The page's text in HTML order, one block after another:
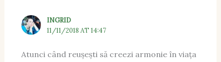
INGRID
11/11/2018 AT 14:47
Atunci când reușești să creezi armonie în viața